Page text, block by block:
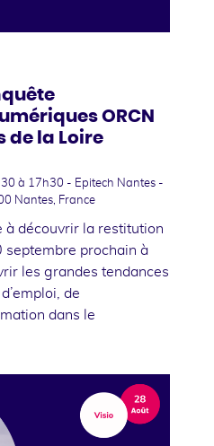
ORCN
de la Loire
à 17h30 - Epitech Nantes -
Nantes, France
à découvrir la restitution
septembre prochain à
les grandes tendances
de
dans le